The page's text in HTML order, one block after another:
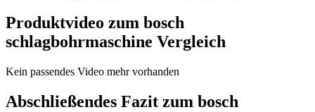
Produktvideo zum bosch
schlagbohrmaschine Vergleich
Kein passendes Video mehr vorhanden
Abschließendes Fazit zum bosch